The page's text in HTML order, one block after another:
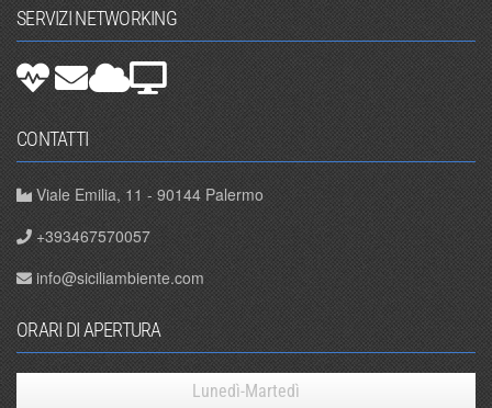
SERVIZI NETWORKING
CONTATTI
Viale Emilia, 11 - 90144 Palermo
+393467570057
info@siciliambiente.com
ORARI DI APERTURA
Lunedì-Martedì